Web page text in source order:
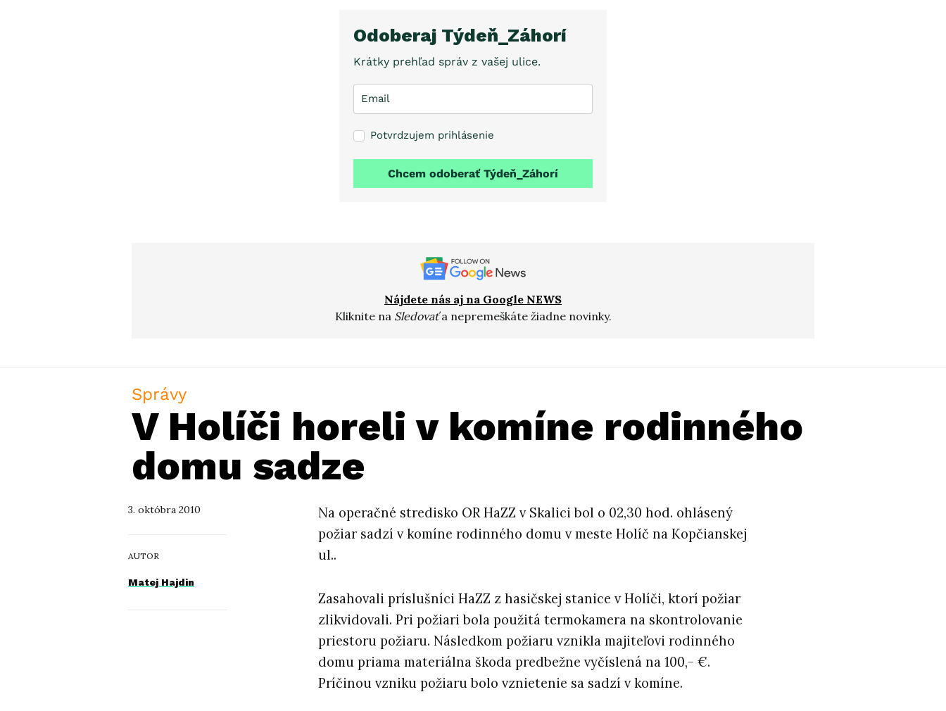
Odoberaj Týdeň_Záhorí
Krátky prehľad správ z vašej ulice.
Potvrdzujem prihlásenie
Chcem odoberať Týdeň_Záhorí
Nájdete nás aj na Google NEWS
Kliknite na Sledovaťa nepremeškáte žiadne novinky.
Správy
V Holíči horeli v komíne rodinného
domu sadze
3. októbra 2010
AUTOR
Matej Hajdin
Na operačné stredisko OR HaZZ v Skalici bol o 02,30 hod. ohlásený
požiar sadzí v komíne rodinného domu v meste Holíč na Kopčianskej
ul..
Zasahovali príslušníci HaZZ z hasičskej stanice v Holíči, ktorí požiar
zlikvidovali. Pri požiari bola použitá termokamera na skontrolovanie
priestoru požiaru. Následkom požiaru vznikla majiteľovi rodinného
domu priama materiálna škoda predbežne vyčíslená na 100,- €.
Príčinou vzniku požiaru bolo vznietenie sa sadzí v komíne.